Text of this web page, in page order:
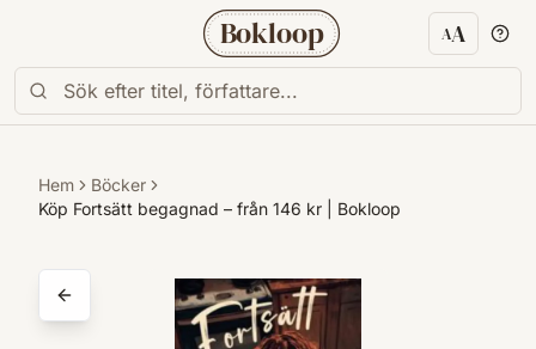
Bokloop AA
Hem
Böcker
Köp Fortsätt begagnad – från 146 kr | Bokloop